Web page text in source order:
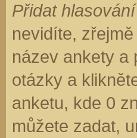
Přidat hlasování
nevidíte,
název ankety a
otázky a
anketu, kde 0
můžete zadat,